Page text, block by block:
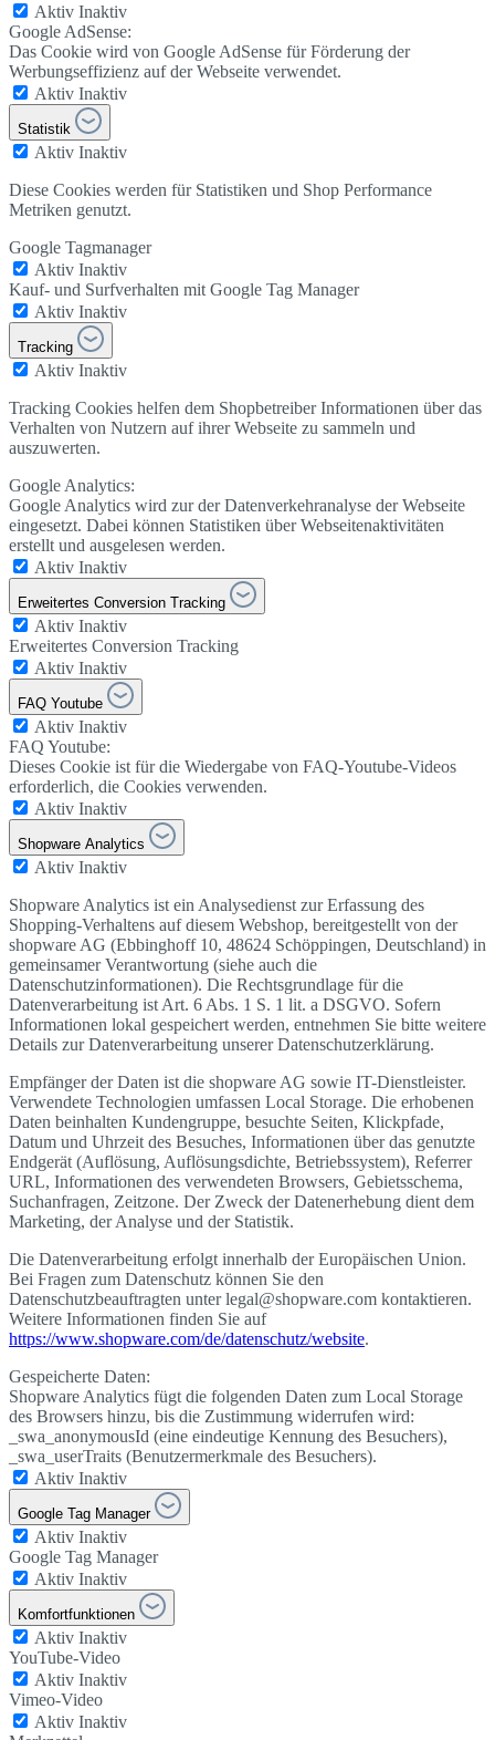
Aktiv Inaktiv
Google AdSense:
Das Cookie wird von Google AdSense für Förderung der
Werbungseffizienz auf der Webseite verwendet.
Aktiv Inaktiv
Statistik
Aktiv Inaktiv
Diese Cookies werden für Statistiken und Shop Performance
Metriken genutzt.
Google Tagmanager
Aktiv Inaktiv
Kauf- und Surfverhalten mit Google Tag Manager
Aktiv Inaktiv
Tracking
Aktiv Inaktiv
Tracking Cookies helfen dem Shopbetreiber Informationen über das
Verhalten von Nutzern auf ihrer Webseite zu sammeln und
auszuwerten.
Google Analytics:
Google Analytics wird zur der Datenverkehranalyse der Webseite
eingesetzt. Dabei können Statistiken über Webseitenaktivitäten
erstellt und ausgelesen werden.
Aktiv Inaktiv
Erweitertes Conversion Tracking
Aktiv Inaktiv
Erweitertes Conversion Tracking
Aktiv Inaktiv
FAQ Youtube
Aktiv Inaktiv
FAQ Youtube:
Dieses Cookie ist für die Wiedergabe von FAQ-Youtube-Videos
erforderlich, die Cookies verwenden.
Aktiv Inaktiv
Shopware Analytics
Aktiv Inaktiv
Shopware Analytics ist ein Analysedienst zur Erfassung des
Shopping-Verhaltens auf diesem Webshop, bereitgestellt von der
shopware AG (Ebbinghoff 10, 48624 Schöppingen, Deutschland) in
gemeinsamer Verantwortung (siehe auch die
Datenschutzinformationen). Die Rechtsgrundlage für die
Datenverarbeitung ist Art. 6 Abs. 1 S. 1 lit. a DSGVO. Sofern
Informationen lokal gespeichert werden, entnehmen Sie bitte weitere
Details zur Datenverarbeitung unserer Datenschutzerklärung.
Empfänger der Daten ist die shopware AG sowie IT-Dienstleister.
Verwendete Technologien umfassen Local Storage. Die erhobenen
Daten beinhalten Kundengruppe, besuchte Seiten, Klickpfade,
Datum und Uhrzeit des Besuches, Informationen über das genutzte
Endgerät (Auflösung, Auflösungsdichte, Betriebssystem), Referrer
URL, Informationen des verwendeten Browsers, Gebietsschema,
Suchanfragen, Zeitzone. Der Zweck der Datenerhebung dient dem
Marketing, der Analyse und der Statistik.
Die Datenverarbeitung erfolgt innerhalb der Europäischen Union.
Bei Fragen zum Datenschutz können Sie den
Datenschutzbeauftragten unter legal@shopware.com kontaktieren.
Weitere Informationen finden Sie auf
https://www.shopware.com/de/datenschutz/website.
Gespeicherte Daten:
Shopware Analytics fügt die folgenden Daten zum Local Storage
des Browsers hinzu, bis die Zustimmung widerrufen wird:
_swa_anonymousId (eine eindeutige Kennung des Besuchers),
_swa_userTraits (Benutzermerkmale des Besuchers).
Aktiv Inaktiv
Google Tag Manager
Aktiv Inaktiv
Google Tag Manager
Aktiv Inaktiv
Komfortfunktionen
Aktiv Inaktiv
YouTube-Video
Aktiv Inaktiv
Vimeo-Video
Aktiv Inaktiv